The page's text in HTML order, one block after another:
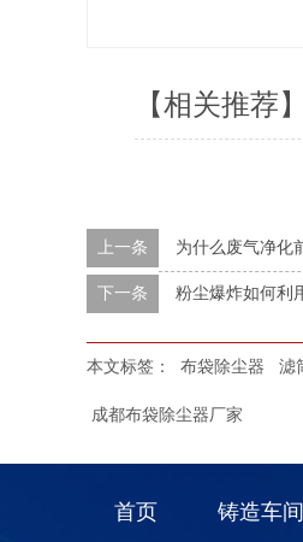
【相关推荐】
上一条 为什么废气净化
下一条 粉尘爆炸如何利
本文标签： 布袋除尘器 滤
成都布袋除尘器厂家
首页 铸造车